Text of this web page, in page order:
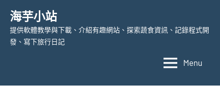
content
海芋小站
提供軟體教學與下載、介紹有趣網站、探索蔬食資訊、記錄程式開
發、寫下旅行日記
Menu